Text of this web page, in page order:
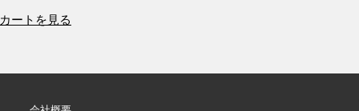
カートを見る